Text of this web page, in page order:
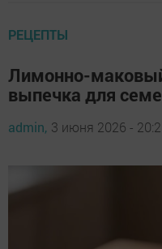
РЕЦЕПТЫ
Лимонно-
выпечка для
admin, 3 июня 2026 -